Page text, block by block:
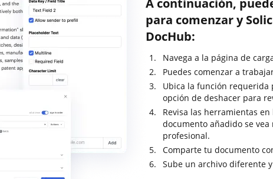
A continuación,
para comenzar y
DocHub:
Navega a la página de
Puedes comenzar a
Ubica la función requerida
opción de deshacer para
Revisa las herramientas
documento añadido se
profesional.
Comparte tu documento
Sube un archivo diferente